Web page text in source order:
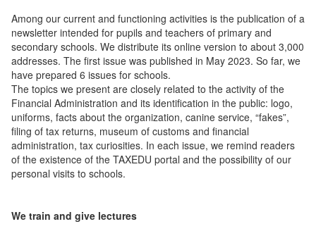
Among our current and functioning activities is the publication of a
newsletter intended for pupils and teachers of primary and
secondary schools. We distribute its online version to about 3,000
addresses. The first issue was published in May 2023. So far, we
have prepared 6 issues for schools.
The topics we present are closely related to the activity of the
Financial Administration and its identification in the public: logo,
uniforms, facts about the organization, canine service, “fakes”,
filing of tax returns, museum of customs and financial
administration, tax curiosities. In each issue, we remind readers
of the existence of the TAXEDU portal and the possibility of our
personal visits to schools.
We train and give lectures